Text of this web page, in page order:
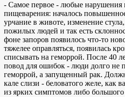
- Самое первое - любые нарушения
пищеварения: началось
урчание в животе, изменение
пожилых людей и так есть
фоне запоров появилось что-то
тяжелее оправляться, появилась
списывать на геморрой. После 40
повод для ошибок - люди долго не
геморрой, а запущенный рак.
кале слизи - беловатого желе, как
из ярких симптомов либо